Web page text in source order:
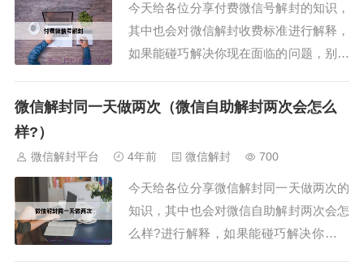
今天给各位分享付费微信号解封的知识，
其中也会对微信解封收费标准进行解释，
如果能碰巧解决你现在面临的问题，别忘
吧！本文导读目录：1、微信号解封要钱
微信解封同一天做两次（微信自助解封两次会怎么
样?）
微信解封平台 4年前 微信解封 700
今天给各位分享微信解封同一天做两次的
知识，其中也会对微信自助解封两次会怎
么样?进行解释，如果能碰巧解决你现在